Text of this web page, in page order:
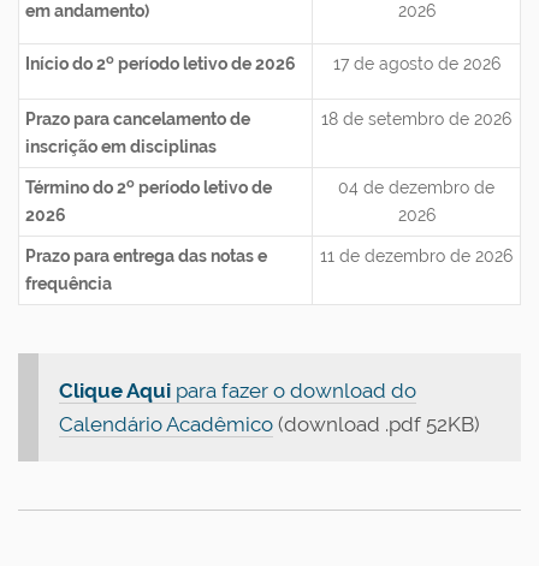
em andamento)
2026
Início do 2o período letivo de 2026 17 de agosto de 2026
Prazo para cancelamento de
inscrição em disciplinas
18 de setembro de 2026
Término do 2o período letivo de
2026
04 de dezembro de
2026
Prazo para entrega das notas e
frequência
11 de dezembro de 2026
Clique Aqui para fazer o download do
Calendário Acadêmico (download .pdf 52KB)